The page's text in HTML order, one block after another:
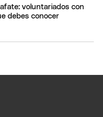
voluntariados con
debes conocer